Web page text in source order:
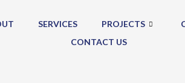
SERVICES PROJECTS
CONTACT US